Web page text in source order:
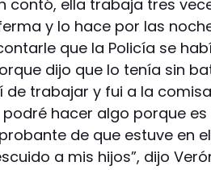
contó, ella trabaja tres
y lo hace por las
que la Policía se
dijo que lo tenía sin
trabajar y fui a la
hacer algo porque es
de que estuve en
a mis hijos”, dijo